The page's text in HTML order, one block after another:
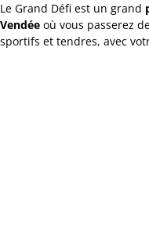
Le Grand Défi est un grand
Vendée où vous passerez
sportifs et tendres, avec